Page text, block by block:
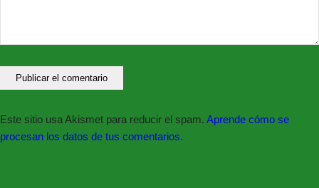
#culturasegura
jueves y viernes de 11:30 a 13:30h.;
jueves de 18:30 a 20:30h.;
Este sitio usa Akismet para reducir el spam. Aprende cómo se
procesan los datos de tus comentarios.